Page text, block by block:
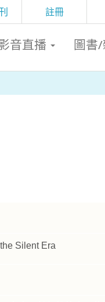
註冊
音直播 圖書
Silent Era